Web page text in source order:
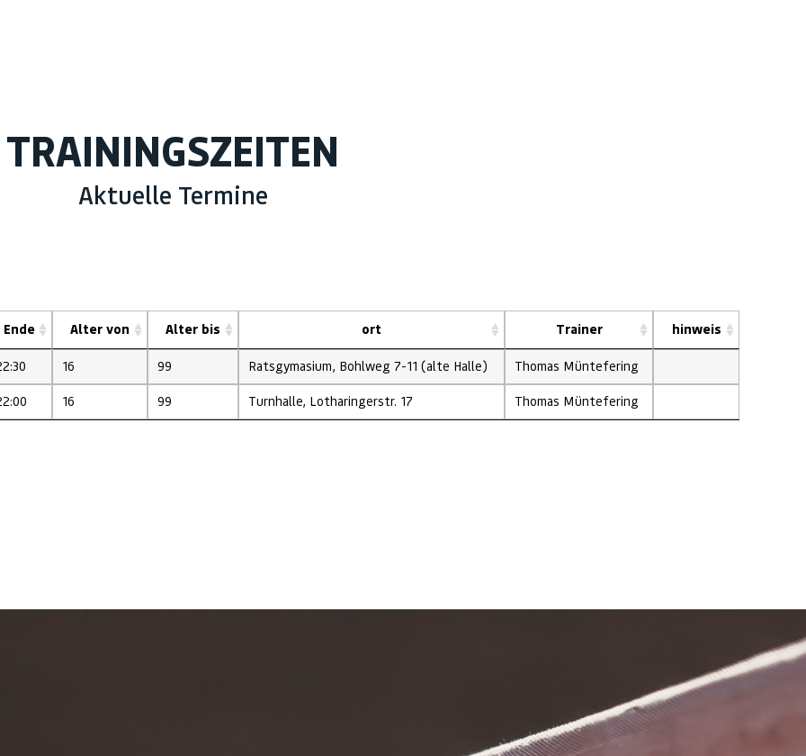
TRAININGSZEITEN
Aktuelle Termine
Ende Alter von Alter bis ort Trainer hinweis
16 99 Ratsgymasium, Bohlweg 7-11 (alte Halle) Thomas Müntefering
16 99 Turnhalle, Lotharingerstr. 17 Thomas Müntefering